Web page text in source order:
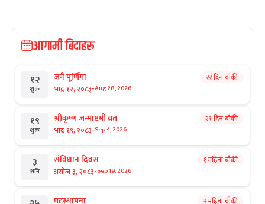
आगामी बिदाहरु
१२
शुक्र
जनै पूर्णिमा
भाद्र १२, २०८३-Aug 28, 2026
२२ दिन बाँकी
१९
शुक्र
श्रीकृष्ण जन्माष्टमी व्रत
भाद्र १९, २०८३-Sep 4, 2026
२९ दिन बाँकी
३
शनि
संविधान दिवस
असोज ३, २०८३-Sep 19, 2026
१ महिना बाँकी
घटस्थापना २ महिना बाँकी